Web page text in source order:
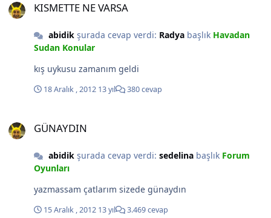
KISMETTE NE VARSA
abidikşurada cevap verdi: Radyabaşlık Havadan
Sudan Konular
kış uykusu zamanım geldi
18 Aralık , 2012 13 yıl 380 cevap
GÜNAYDIN
abidikşurada cevap verdi: sedelinabaşlık Forum
Oyunları
yazmassam çatlarım sizede günaydın
15 Aralık , 2012 13 yıl 3.469 cevap